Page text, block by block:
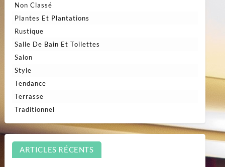
Non Classé
Plantes Et Plantations
Rustique
Salle De Bain Et Toilettes
Salon
Style
Tendance
Terrasse
Traditionnel
ARTICLES RÉCENTS